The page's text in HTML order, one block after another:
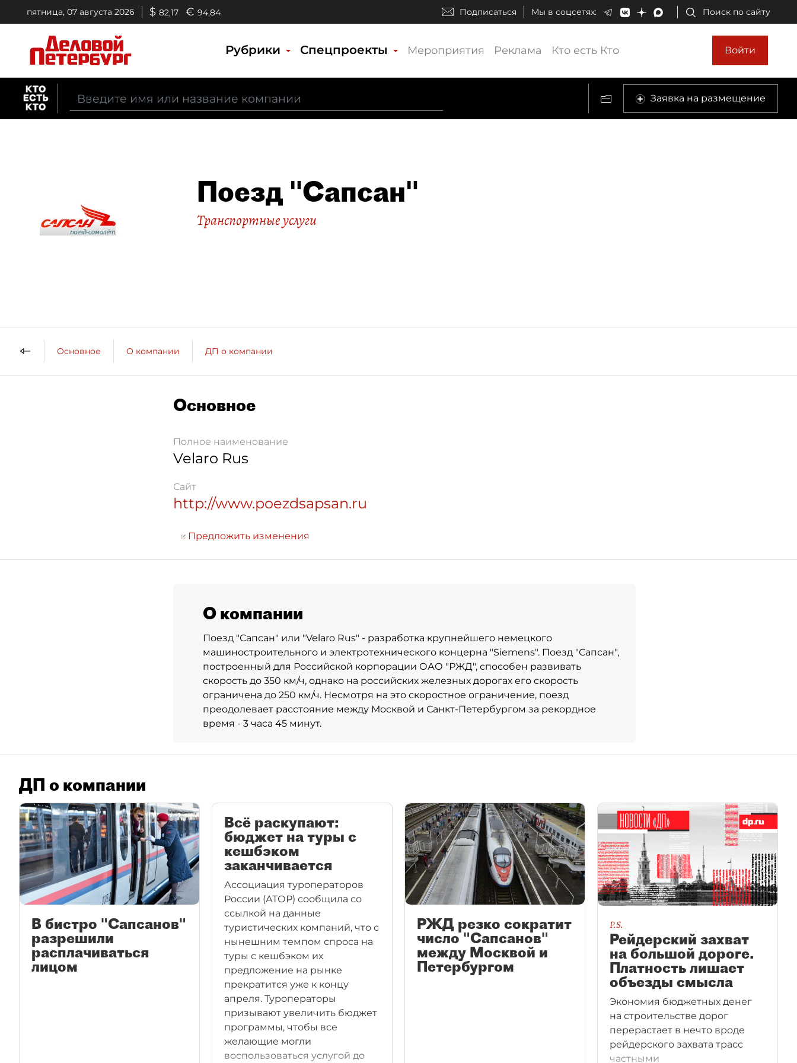
пятница, 07 августа 2026 $ 82,17 € 94,84 Подписаться Мы в соцсетях: Поиск по сайту
Рубрики Спецпроекты Мероприятия Реклама Кто есть Кто Войти
Заявка на размещение
Поезд "Сапсан"
Транспортные услуги
Основное О компании ДП о компании
Основное
Полное наименование
Velaro Rus
Сайт
http://www.poezdsapsan.ru
Предложить изменения
О компании
Поезд "Сапсан" или "Velaro Rus" - разработка крупнейшего немецкого
машиностроительного и электротехнического концерна "Siemens". Поезд "Сапсан",
построенный для Российской корпорации ОАО "РЖД", способен развивать
скорость до 350 км/ч, однако на российских железных дорогах его скорость
ограничена до 250 км/ч. Несмотря на это скоростное ограничение, поезд
преодолевает расстояние между Москвой и Санкт-Петербургом за рекордное
время - 3 часа 45 минут.
ДП о компании
В бистро "Сапсанов"
разрешили
расплачиваться
лицом
Всё раскупают:
бюджет на туры с
кешбэком
заканчивается
Ассоциация туроператоров
России (АТОР) сообщила со
ссылкой на данные
туристических компаний, что с
нынешним темпом спроса на
туры с кешбэком их
предложение на рынке
прекратится уже к концу
апреля. Туроператоры
призывают увеличить бюджет
программы, чтобы все
желающие могли
воспользоваться услугой до
РЖД резко сократит
число "Сапсанов"
между Москвой и
Петербургом
P.S.
Рейдерский захват
на большой дороге.
Платность лишает
объезды смысла
Экономия бюджетных денег
на строительстве дорог
перерастает в нечто вроде
рейдерского захвата трасс
частными